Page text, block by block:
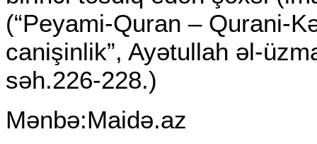
(“Peyami-Quran – Qurani-
canişinlik”, Ayətullah əl-
səh.226-228.)
Mənbə:Maidə.az